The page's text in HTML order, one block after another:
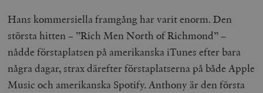
Hans kommersiella framgång har varit enorm. Den
största hitten – ”Rich Men North of Richmond” –
nådde förstaplatsen på amerikanska iTunes efter bara
några dagar, strax därefter förstaplatserna på både Apple
Music och amerikanska Spotify. Anthony är den första